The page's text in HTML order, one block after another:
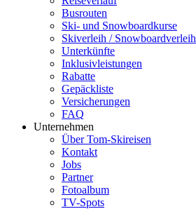
Busrouten
Ski- und Snowboardkurse
Skiverleih / Snowboardverleih
Unterkünfte
Inklusivleistungen
Rabatte
Gepäckliste
Versicherungen
FAQ
Unternehmen
Über Tom-Skireisen
Kontakt
Jobs
Partner
Fotoalbum
TV-Spots